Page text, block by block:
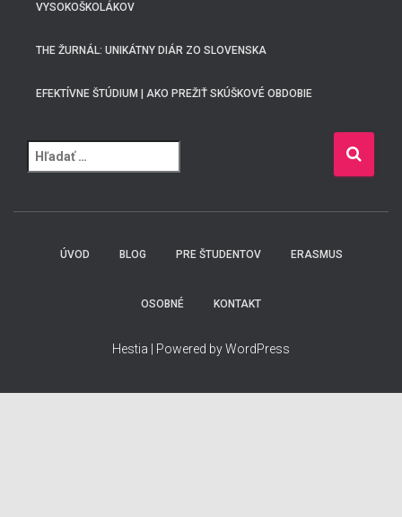
VYSOKOŠKOLÁKOV
THE ŽURNÁL: UNIKÁTNY DIÁR ZO SLOVENSKA
EFEKTÍVNE ŠTÚDIUM | AKO PREŽIŤ SKÚŠKOVÉ OBDOBIE
ľ
ÚVOD BLOG PRE ŠTUDENTOV ERASMUS
OSOBNÉ KONTAKT
Hestia | Powered by WordPress